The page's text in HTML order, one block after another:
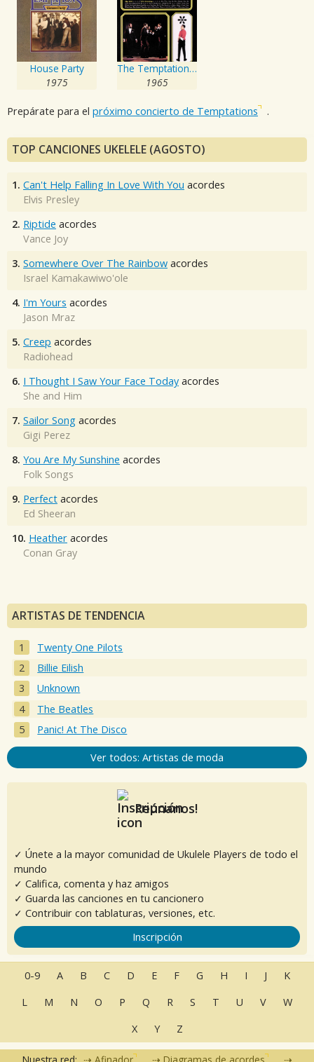
House Party
1975
The Temptations Sing Smokey
1965
Prepárate para el próximo concierto de Temptations .
TOP CANCIONES UKELELE (AGOSTO)
1. Can't Help Falling In Love With You acordes
Elvis Presley
2. Riptide acordes
Vance Joy
3. Somewhere Over The Rainbow acordes
Israel Kamakawiwo'ole
4. I'm Yours acordes
Jason Mraz
5. Creep acordes
Radiohead
6. I Thought I Saw Your Face Today acordes
She and Him
7. Sailor Song acordes
Gigi Perez
8. You Are My Sunshine acordes
Folk Songs
9. Perfect acordes
Ed Sheeran
10. Heather acordes
Conan Gray
ARTISTAS DE TENDENCIA
Twenty One Pilots
Billie Eilish
Unknown
The Beatles
Panic! At The Disco
Ver todos: Artistas de moda
Reúnanos!
✓ Únete a la mayor comunidad de Ukulele Players de todo el
mundo
✓ Califica, comenta y haz amigos
✓ Guarda las canciones en tu cancionero
✓ Contribuir con tablaturas, versiones, etc.
Inscripción
0-9 A B C D E F G H I J
K
L
M N O P Q R S T U V
W
X
Y Z